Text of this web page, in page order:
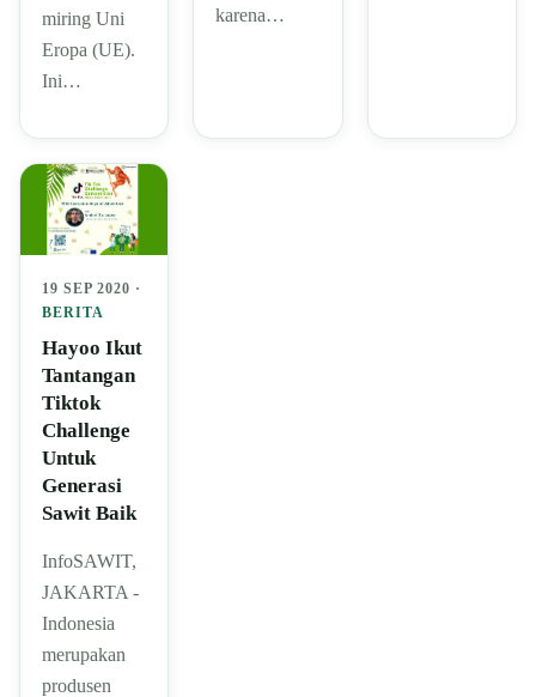
miring Uni
Eropa (UE).
Ini…
karena…
19 SEP 2020 ·
BERITA
Hayoo Ikut
Tantangan
Tiktok
Challenge
Untuk
Generasi
Sawit Baik
InfoSAWIT,
JAKARTA -
Indonesia
merupakan
produsen